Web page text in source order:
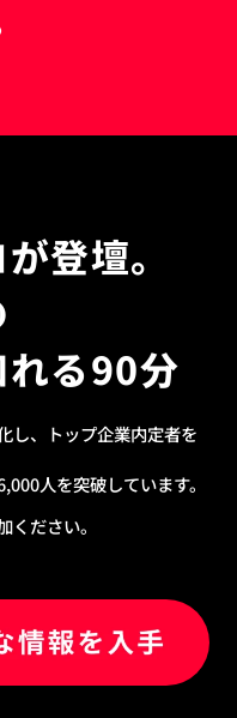
登壇。
る90分
し、トップ企業内定者を
人を突破しています。
ださい。